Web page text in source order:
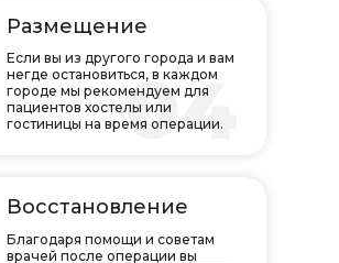
04
Размещение
Восстановление
Если вы из другого города и вам
негде остановиться, в каждом
городе мы рекомендуем для
пациентов хостелы или
гостиницы на время операции.
Благодаря помощи и советам
врачей после операции вы